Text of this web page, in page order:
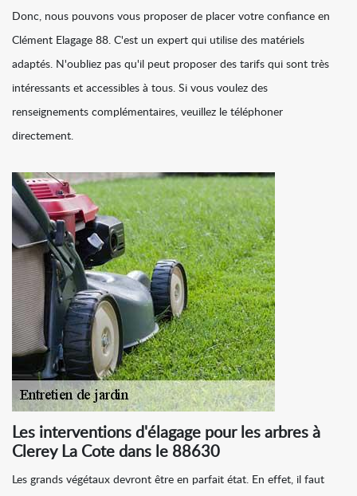
Donc, nous pouvons vous proposer de placer votre confiance en
Clément Elagage 88. C'est un expert qui utilise des matériels
adaptés. N'oubliez pas qu'il peut proposer des tarifs qui sont très
intéressants et accessibles à tous. Si vous voulez des
renseignements complémentaires, veuillez le téléphoner
directement.
Les interventions d'élagage pour les arbres à
Clerey La Cote dans le 88630
Les grands végétaux devront être en parfait état. En effet, il faut